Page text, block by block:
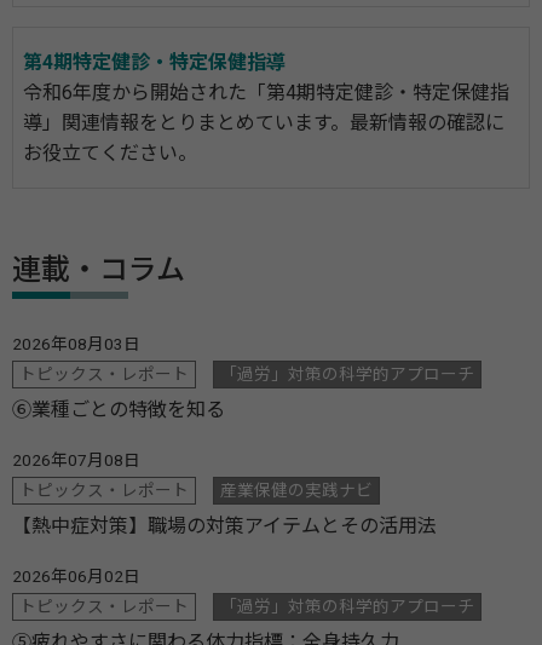
第4期特定健診・特定保健指導
令和6年度から開始された「第4期特定健診・特定保健指
導」関連情報をとりまとめています。最新情報の確認に
お役立てください。
連載・コラム
2026年08月03日
トピックス・レポート
「過労」対策の科学的アプローチ
⑥業種ごとの特徴を知る
2026年07月08日
トピックス・レポート
産業保健の実践ナビ
【熱中症対策】職場の対策アイテムとその活用法
2026年06月02日
トピックス・レポート
「過労」対策の科学的アプローチ